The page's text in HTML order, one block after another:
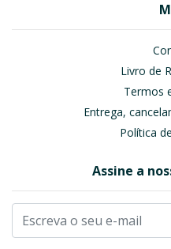
Livro de
Termos
Entrega,
Política
Assine a